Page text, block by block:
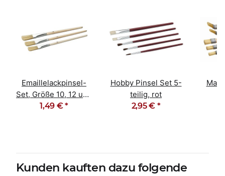
Emaillelackpinsel-
Set, Größe 10, 12 und
14, 3-teilig
1,49 €*
Hobby Pinsel Set 5-
teilig, rot
2,95 € *
Kunden kauften dazu folgende